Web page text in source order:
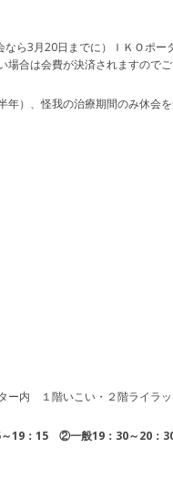
ら3月20日までに）ＩＫＯポ
合は会費が決済されますのでご
）、怪我の治療期間のみ休会を
内 １階いこい・２階ライラッ
19：15 ②一般19：30～20：